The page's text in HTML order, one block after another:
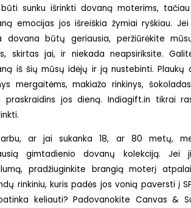
sunku išrinkti dovaną moterims,
emocijas jos išreiškia žymiai ryškiau.
dovana būtų geriausia, peržiūrėkite
skirtas jai, ir niekada neapsiriksite.
iš šių mūsų idėjų ir ją nustebinti. Plaukų
mergaitėms, makiažo rinkinys,
praskraidins jos dieną. Indiagift.in tikrai
ar jai sukanka 18, ar 80 metų,
gimtadienio dovanų kolekciją. Jei
pradžiuginkite brangią moterį
rinkiniu, kuris padės jos vonią paversti į
keliauti? Padovanokite Canvas &